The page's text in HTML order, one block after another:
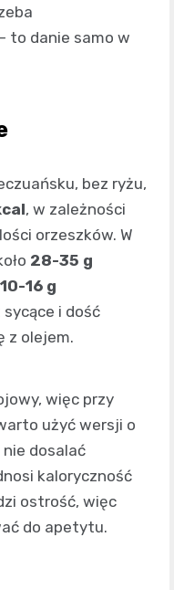
to danie samo w
bez ryżu,
, w zależności
orzeszków. W
28-35 g
10-16 g
i dość
z olejem.
więc przy
użyć wersji o
dosalać
kaloryczność
ostrość, więc
do apetytu.